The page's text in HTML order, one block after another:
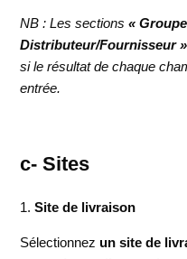
NB : Les sections«
Distributeur/Fournisseur »
si le résultat de chaque
entrée.
c- Sites
1.Site de livraison
Sélectionnez un site de